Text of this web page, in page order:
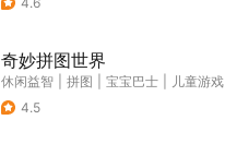
奇妙拼图世界
休闲益智 拼图 宝宝巴士
儿童游戏
4.5